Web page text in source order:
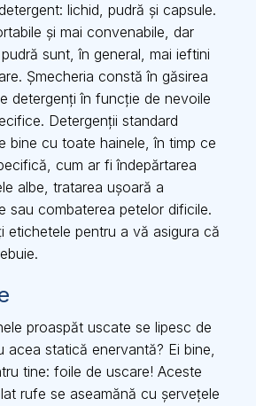
lichid, pudră și capsule.
și mai convenabile, dar
sunt, în general, mai ieftini
Șmecheria constă în găsirea
detergenți în funcție de nevoile
Detergenții standard
bine cu toate hainele, în timp ce
cum ar fi îndepărtarea
albe, tratarea ușoară a
sau combaterea petelor dificile.
etichetele pentru a vă asigura că
proaspăt uscate se lipesc de
acea statică enervantă? Ei bine,
tine: foile de uscare! Aceste
rufe se aseamănă cu șervețele